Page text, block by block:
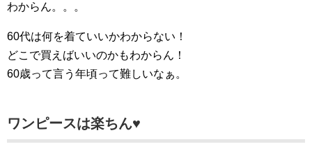
わからん。。。
60代は何を着ていいかわからない！
どこで買えばいいのかもわからん！
60歳って言う年頃って難しいなぁ。
ワンピースは楽ちん♥